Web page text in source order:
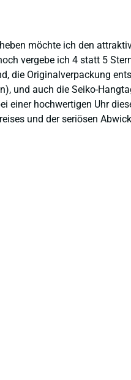
möchte ich den
vergebe ich 4 statt 5
die Originalverpackung
und auch die Seiko-
hochwertigen Uhr
und der seriösen